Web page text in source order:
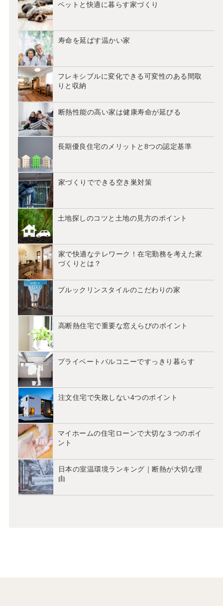
ペットと快適に暮らす家づくり
寿命を延ばす温かい家
フレキシブルに変化できる可変性のある間取
りと収納
断熱性能の高い家は健康寿命が延びる
長期優良住宅のメリットと8つの認定基準
家づくりでできる空き巣対策
土地探しのコツと土地の見方のポイント
家で快適なテレワーク！在宅勤務を考えた家
づくりとは？
ブルックリンスタイルのこだわりの家
高断熱住宅で重要な窓えらびのポイント
プライベートバルコニーですっきり暮らす
注文住宅で失敗しない4つのポイント
マイホームの住宅ローンで大切な３つのポイ
ント
日本の室温環境ランキング｜断熱が大切な理
由